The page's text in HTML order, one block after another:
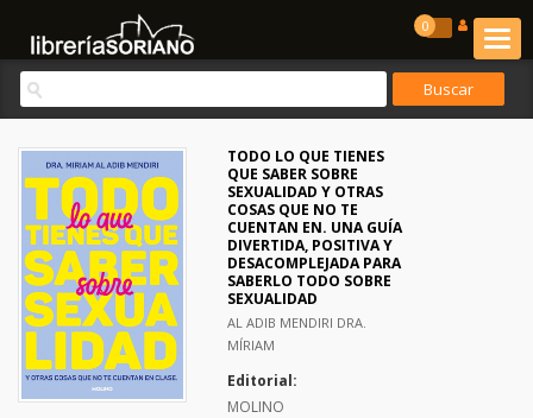
0
TODO LO QUE TIENES
QUE SABER SOBRE
SEXUALIDAD Y OTRAS
COSAS QUE NO TE
CUENTAN EN. UNA GUÍA
DIVERTIDA, POSITIVA Y
DESACOMPLEJADA PARA
SABERLO TODO SOBRE
SEXUALIDAD
AL ADIB MENDIRI DRA.
MÍRIAM
Editorial:
MOLINO